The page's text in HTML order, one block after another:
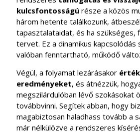
kulcsfontosságú része a közös
három hetente találkozunk,
tapasztalataidat, és ha szükséges,
tervet. Ez a dinamikus kapcsolódás
valóban fenntartható, működő
Végül, a folyamat lezárásakor
eredményeket, és átnézzük,
megszilárdulóban lévő szokásokat
továbbvinni. Segítek abban, hogy
magabiztosan haladhass tovább a
már nélkülözve a rendszeres